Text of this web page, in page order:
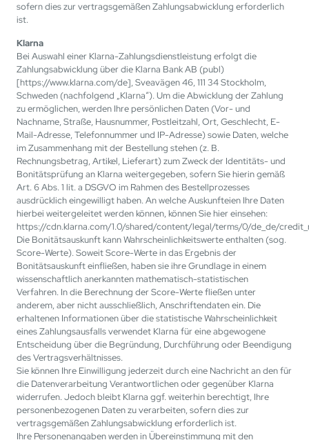
sofern dies zur vertragsgemäßen Zahlungsabwicklung erforderlich
ist.
Klarna
Bei Auswahl einer Klarna-Zahlungsdienstleistung erfolgt die
Zahlungsabwicklung über die Klarna Bank AB (publ)
[https://www.klarna.com/de], Sveavägen 46, 111 34 Stockholm,
Schweden (nachfolgend „Klarna“). Um die Abwicklung der Zahlung
zu ermöglichen, werden Ihre persönlichen Daten (Vor- und
Nachname, Straße, Hausnummer, Postleitzahl, Ort, Geschlecht, E-
Mail-Adresse, Telefonnummer und IP-Adresse) sowie Daten, welche
im Zusammenhang mit der Bestellung stehen (z. B.
Rechnungsbetrag, Artikel, Lieferart) zum Zweck der Identitäts- und
Bonitätsprüfung an Klarna weitergegeben, sofern Sie hierin gemäß
Art. 6 Abs. 1 lit. a DSGVO im Rahmen des Bestellprozesses
ausdrücklich eingewilligt haben. An welche Auskunfteien Ihre Daten
hierbei weitergeleitet werden können, können Sie hier einsehen:
https://cdn.klarna.com/1.0/shared/content/legal/terms/0/de_de/
Die Bonitätsauskunft kann Wahrscheinlichkeitswerte enthalten (sog.
Score-Werte). Soweit Score-Werte in das Ergebnis der
Bonitätsauskunft einfließen, haben sie ihre Grundlage in einem
wissenschaftlich anerkannten mathematisch-statistischen
Verfahren. In die Berechnung der Score-Werte fließen unter
anderem, aber nicht ausschließlich, Anschriftendaten ein. Die
erhaltenen Informationen über die statistische Wahrscheinlichkeit
eines Zahlungsausfalls verwendet Klarna für eine abgewogene
Entscheidung über die Begründung, Durchführung oder Beendigung
des Vertragsverhältnisses.
Sie können Ihre Einwilligung jederzeit durch eine Nachricht an den für
die Datenverarbeitung Verantwortlichen oder gegenüber Klarna
widerrufen. Jedoch bleibt Klarna ggf. weiterhin berechtigt, Ihre
personenbezogenen Daten zu verarbeiten, sofern dies zur
vertragsgemäßen Zahlungsabwicklung erforderlich ist.
Ihre Personenangaben werden in Übereinstimmung mit den